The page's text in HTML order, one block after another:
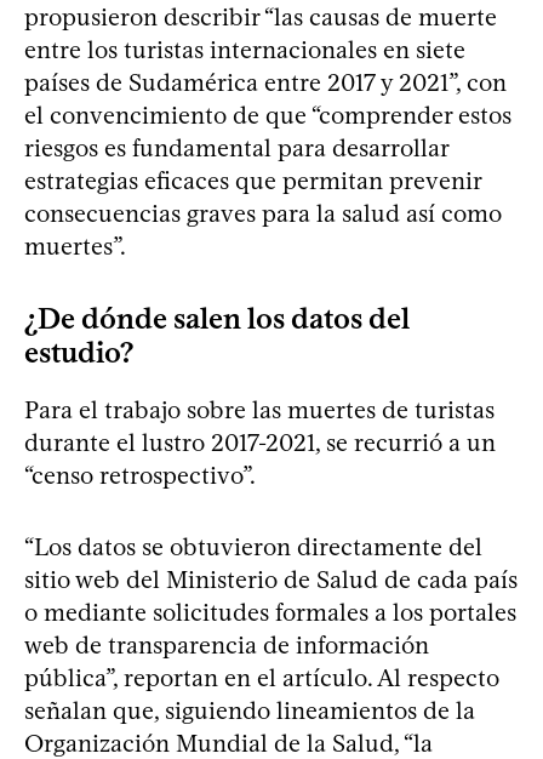
propusieron describir “las causas de muerte
entre los turistas internacionales en siete
países de Sudamérica entre 2017 y 2021”, con
el convencimiento de que “comprender estos
riesgos es fundamental para desarrollar
estrategias eficaces que permitan prevenir
consecuencias graves para la salud así como
muertes”.
¿De dónde salen los datos del
estudio?
Para el trabajo sobre las muertes de turistas
durante el lustro 2017-2021, se recurrió a un
“censo retrospectivo”.
“Los datos se obtuvieron directamente del
sitio web del Ministerio de Salud de cada país
o mediante solicitudes formales a los portales
web de transparencia de información
pública”, reportan en el artículo. Al respecto
señalan que, siguiendo lineamientos de la
Organización Mundial de la Salud, “la